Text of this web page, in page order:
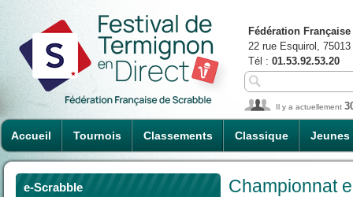
Accueil Tournois Classements Classique Jeunes
Fédération
22 rue Esquirol,
Tél : 01.53.92.53.20
Il y a actuellement
e-Scrabble Championnat